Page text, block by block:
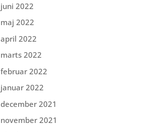
juni 2022
maj 2022
april 2022
marts 2022
februar 2022
januar 2022
december 2021
november 2021